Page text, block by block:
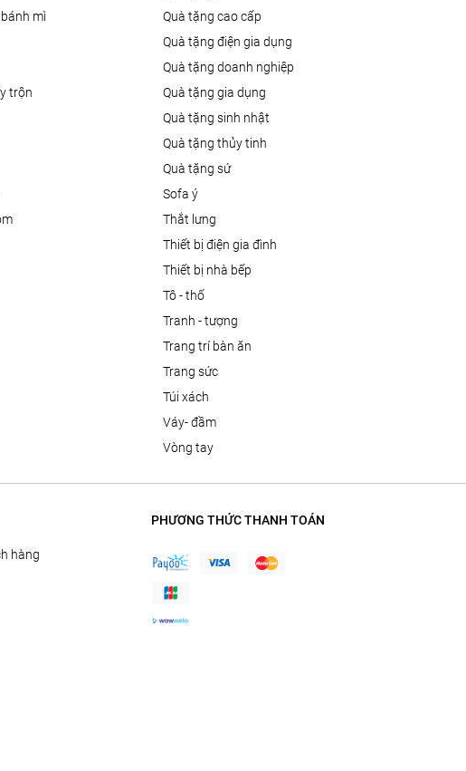
mì
trộn
quà tặng cao cấp
quà tặng điện gia dụng
quà tặng doanh nghiệp
quà tặng gia dụng
quà tặng sinh nhật
quà tặng thủy tinh
quà tặng sứ
sofa ý
thắt lưng
thiết bị điện gia đình
thiết bị nhà bếp
tô - thố
tranh - tượng
trang trí bàn ăn
trang sức
túi xách
váy- đầm
vòng tay
hàng
PHƯƠNG THỨC THANH TOÁN